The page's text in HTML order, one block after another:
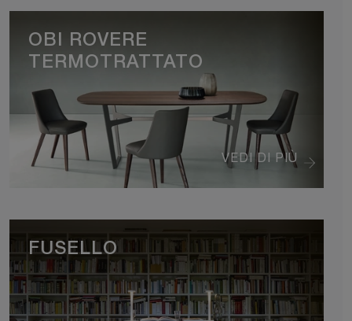
VEDI DI PIÙ
OBI ROVERE
TERMOTRATTATO
FUSELLO